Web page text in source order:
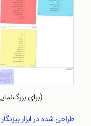
(برای
طراحی شده در ابزار بیزنگار biznegar.com